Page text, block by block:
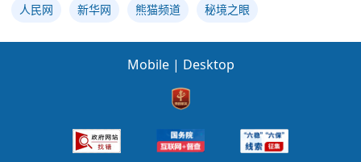
人民网 新华网 熊猫频道 秘境之眼
Mobile | Desktop